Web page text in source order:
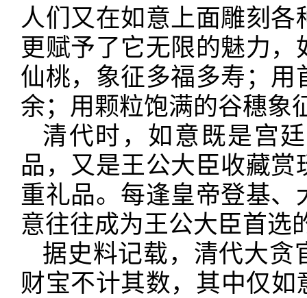
人们又在如意上面雕刻
更赋予了它无限的魅力
仙桃，象征多福多寿；
余；用颗粒饱满的谷穗象
清代时，如意既是宫
品，又是王公大臣收藏
重礼品。每逢皇帝登基
意往往成为王公大臣首选
据史料记载，清代大贪
财宝不计其数，其中仅如